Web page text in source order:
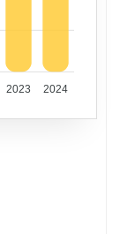
2023 2024